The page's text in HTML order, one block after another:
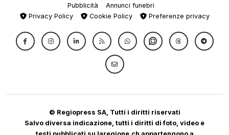
Pubblicità
Annunci funebri
Privacy Policy
Cookie Policy Preferenze privacy
© Regiopress SA, Tutti i diritti riservati
Salvo diversa indicazione, tutti i diritti di foto, video e